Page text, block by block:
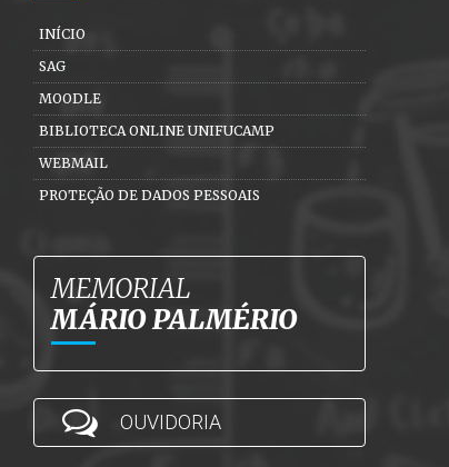
INÍCIO
SAG
MOODLE
BIBLIOTECA ONLINE UNIFUCAMP
WEBMAIL
PROTEÇÃO DE DADOS PESSOAIS
MEMORIAL
MÁRIO PALMÉRIO
OUVIDORIA